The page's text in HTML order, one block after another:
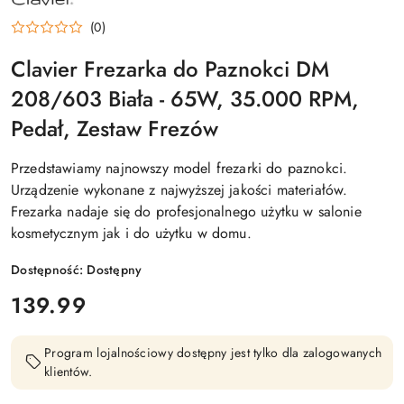
PRODUCENTA:
CLAVIER (0)
Clavier Frezarka do Paznokci DM
208/603 Biała - 65W, 35.000 RPM,
Pedał, Zestaw Frezów
Przedstawiamy najnowszy model frezarki do paznokci.
Urządzenie wykonane z najwyższej jakości materiałów.
Frezarka nadaje się do profesjonalnego użytku w salonie
kosmetycznym jak i do użytku w domu.
Dostępność: Dostępny
cena:
139.99
Program lojalnościowy dostępny jest tylko dla zalogowanych
klientów.